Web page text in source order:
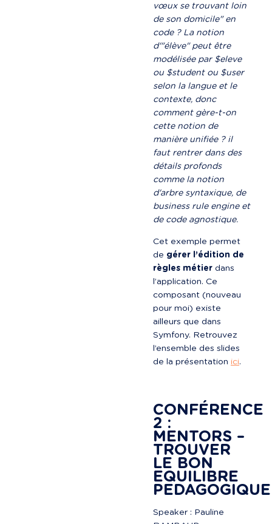
vœux se trouvant loin
de son domicile" en
code ? La notion
d'"élève" peut être
modélisée par $eleve
ou $student ou $user
selon la langue et le
contexte, donc
comment gère-t-on
cette notion de
manière unifiée ? il
faut rentrer dans des
détails profonds
comme la notion
d'arbre syntaxique, de
business rule engine et
de code agnostique.
Cet exemple permet
de gérer l’édition de
règles métier dans
l’application. Ce
composant (nouveau
pour moi) existe
ailleurs que dans
Symfony. Retrouvez
l’ensemble des slides
de la présentation ici.
CONFÉRENCE
2 :
MENTORS –
TROUVER
LE BON
EQUILIBRE
PEDAGOGIQUE
Speaker : Pauline